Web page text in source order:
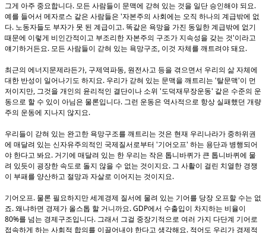
그게 아주 중요합니다. 모든 사람들이 문맥에 갇혀 있는 것을 일단 승인해야 되요.
예를 들어서 메자로스 같은 사람들은 '자본주의 사회에는 오직 하나의 계급밖에 없
다. 노동자들도 부자가 못 된 계급이고. 똑같은 욕망을 가진 동일한 계급밖에 없기
때문에 이렇게 비인간적이고 부조리한 자본주의 구조가 지속성을 갖는 것'이라고
얘기하거든요. 모든 사람들이 갇혀 있는 욕망구조, 이것 자체를 깨트려야 돼요.
최근의 에너지문제라든가, 구제역파동, 원전사고 등을 겪으면서 우리의 삶 자체에
대한 반성이 일어나기도 하지요. 우리가 갇혀 있는 문맥을 깨트리는 '탈문맥'이 먼
저이지만, 그것을 개인의 윤리적인 결단이나 소위 '도덕재무장운동' 같은 수준의 운
동으로 할 수 있이 아님은 물론입니다. 그런 운동은 역사적으로 항상 실패했던 개량
주의 운동에 지나지 않지요.
우리들이 갇혀 있는 완고한 욕망구조를 깨트리는 것은 현재 우리나라가 중하위권
에 매달려 있는 신자유주의적인 국제질서로부터 '기어오프' 하는 용단과 병행되어
야 한다고 봐요. 거기에 매달려 있는 한 우리는 작은 톱니바퀴가 큰 톱니바퀴에 물
려 있듯이 굉장한 속도로 돌지 않을 수 없는 것이지요. 그 사활이 걸린 치열한 경쟁
이 부패를 양산하고 절망과 자살로 이어지는 것이지요.
기어오프. 물론 필요하지만 세계경제 질서에 물려 있는 기어를 당장 오프할 수는 없
죠. 왜냐하면 경제가 올스톱 할 거니까요. GDP에서 수출입이 차지하는 비율이
80%를 넘는 경제구조입니다. 그래서 그걸 중장기적으로 여러 가지 다단계 기어로
접속하게 하는 사회적 합의를 이끌어내야 한다고 생각해요. 적어도 우리가 경제적